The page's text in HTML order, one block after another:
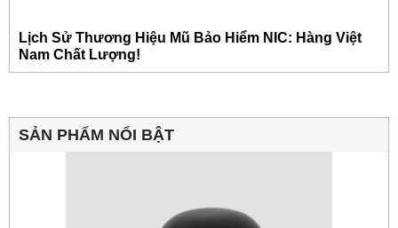
Lịch Sử Thương Hiệu Mũ Bảo Hiểm NIC: Hàng Việt
Nam Chất Lượng!
SẢN PHẨM NỔI BẬT